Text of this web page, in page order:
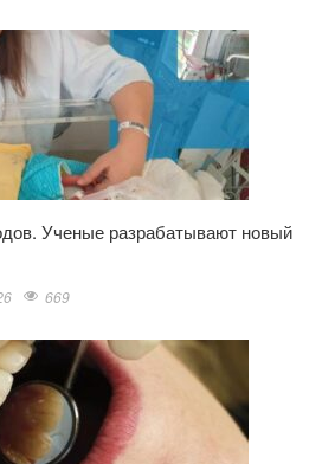
Ученые разрабатывают новый
669